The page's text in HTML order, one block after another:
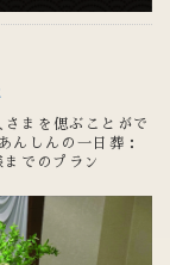
まを偲ぶことがで
しんの一日葬：
でのプラン